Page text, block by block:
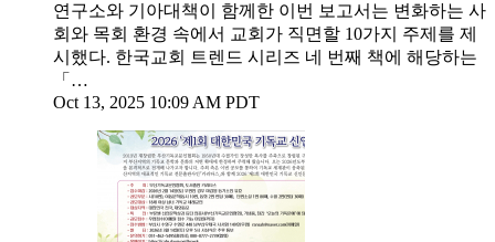
연구소와 기아대책이 함께한 이번 보고서는 변화하는 사
회와 목회 환경 속에서 교회가 직면할 10가지 주제를 제
시했다. 한국교회 트렌드 시리즈 네 번째 책에 해당하는
「…
Oct 13, 2025 10:09 AM PDT